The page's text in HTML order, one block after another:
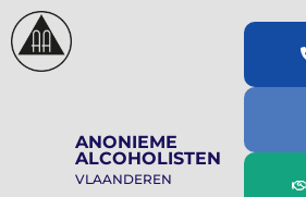
ANONIEME
ALCOHOLISTEN
VLAANDEREN